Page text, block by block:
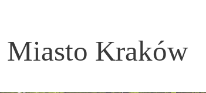
Miasto Kraków